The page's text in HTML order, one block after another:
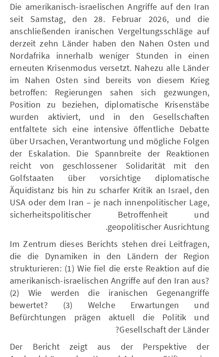
Die amerikanisch-israelischen Angriffe auf den Iran
seit Samstag, den 28. Februar 2026, und die
anschließenden iranischen Vergeltungsschläge auf
derzeit zehn Länder haben den Nahen Osten und
Nordafrika innerhalb weniger Stunden in einen
erneuten Krisenmodus versetzt. Nahezu alle Länder
im Nahen Osten sind bereits von diesem Krieg
betroffen: Regierungen sahen sich gezwungen,
Position zu beziehen, diplomatische Krisenstäbe
wurden aktiviert, und in den Gesellschaften
entfaltete sich eine intensive öffentliche Debatte
über Ursachen, Verantwortung und mögliche Folgen
der Eskalation. Die Spannbreite der Reaktionen
reicht von geschlossener Solidarität mit den
Golfstaaten über vorsichtige diplomatische
Äquidistanz bis hin zu scharfer Kritik an Israel, den
USA oder dem Iran – je nach innenpolitischer Lage,
sicherheitspolitischer Betroffenheit und
geopolitischer Ausrichtung.
Im Zentrum dieses Berichts stehen drei Leitfragen,
die die Dynamiken in den Ländern der Region
strukturieren: (1) Wie fiel die erste Reaktion auf die
amerikanisch-israelischen Angriffe auf den Iran aus?
(2) Wie werden die iranischen Gegenangriffe
bewertet? (3) Welche Erwartungen und
Befürchtungen prägen aktuell die Politik und
Gesellschaft der Länder?
Der Bericht zeigt aus der Perspektive der